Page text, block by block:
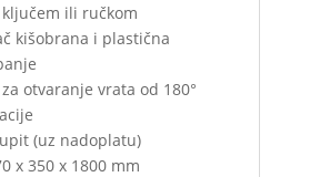
ili ručkom
kišobrana i plastična
otvaranje vrata od 180°
(uz nadoplatu)
x 350 x 1800 mm